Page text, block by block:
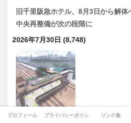
旧千里阪急ホテル、8月3日から解
中央再整備が次の段階に
2026年7月30日 (8,748)
プロフィール プライバシーポリシー リンク集